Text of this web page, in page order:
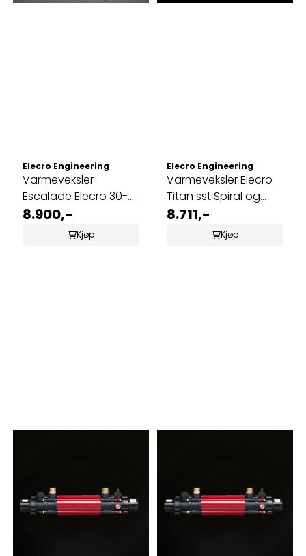
Elecro Engineering
Varmeveksler
Escalade Elecro 30-
75KW
8.900,-
Kjøp
Elecro Engineering
Varmeveksler Elecro
Titan sst Spiral og
Shell 36-95KW
8.711,-
Kjøp